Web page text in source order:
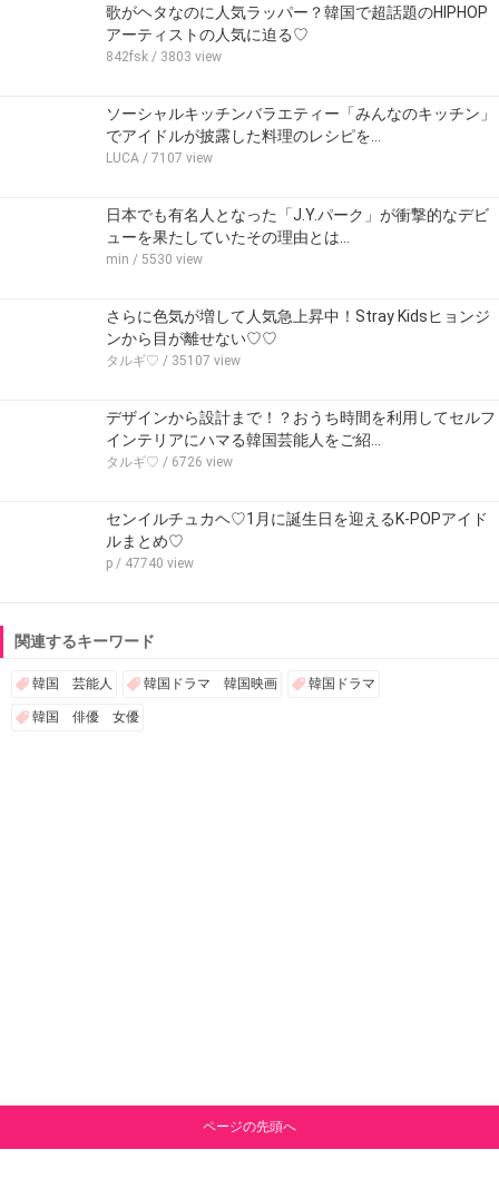
歌がヘタなのに人気ラッパー？韓国で超話題のHIPHOP
アーティストの人気に迫る♡
842fsk / 3803 view
ソーシャルキッチンバラエティー「みんなのキッチン」
でアイドルが披露した料理のレシピを…
LUCA / 7107 view
日本でも有名人となった「J.Y.パーク」が衝撃的なデビ
ューを果たしていたその理由とは…
min / 5530 view
さらに色気が増して人気急上昇中！Stray Kidsヒョンジ
ンから目が離せない♡♡
タルギ♡ / 35107 view
デザインから設計まで！？おうち時間を利用してセルフ
インテリアにハマる韓国芸能人をご紹…
タルギ♡ / 6726 view
センイルチュカヘ♡1月に誕生日を迎えるK-POPアイド
ルまとめ♡
p / 47740 view
関連するキーワード
韓国 芸能人 韓国ドラマ 韓国映画 韓国ドラマ
韓国 俳優 女優
ページの先頭へ